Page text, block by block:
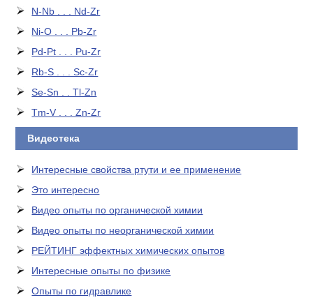
N-Nb . . . Nd-Zr
Ni-O . . . Pb-Zr
Pd-Pt . . . Pu-Zr
Rb-S . . . Sc-Zr
Se-Sn . . Tl-Zn
Tm-V . . . Zn-Zr
Видеотека
Интересные свойства ртути и ее применение
Это интересно
Видео опыты по органической химии
Видео опыты по неорганической химии
РЕЙТИНГ эффектных химических опытов
Интересные опыты по физике
Опыты по гидравлике